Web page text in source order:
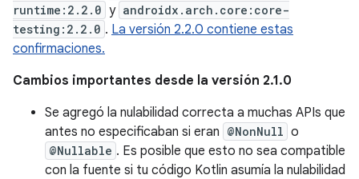
runtime:2.2.0 y androidx.arch.core:core-
testing:2.2.0 . La versión 2.2.0 contiene estas
confirmaciones.
Cambios importantes desde la versión 2.1.0
Se agregó la nulabilidad correcta a muchas APIs que
antes no especificaban si eran @NonNull o
@Nullable . Es posible que esto no sea compatible
con la fuente si tu código Kotlin asumía la nulabilidad